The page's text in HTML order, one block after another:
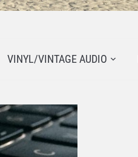
VINYL/VINTAGE AUDIO